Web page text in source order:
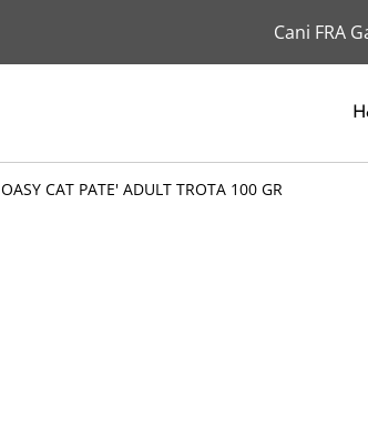
Cani FRA
OASY CAT PATE' ADULT TROTA 100 GR